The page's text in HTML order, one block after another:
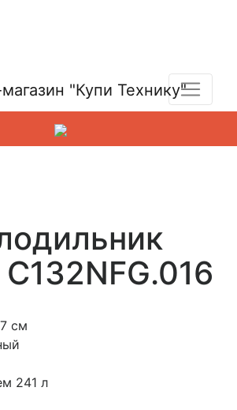
см
241 л